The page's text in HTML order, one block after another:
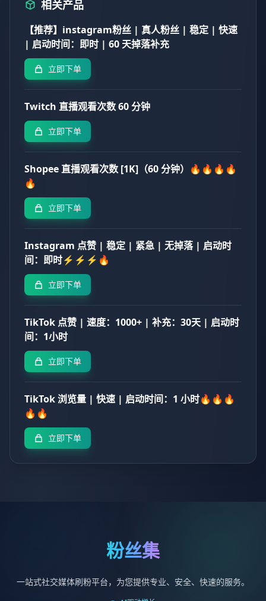
相关产品
【推荐】instagram粉丝 | 真人粉丝 | 稳定 | 快速
| 启动时间：即时 | 60 天掉落补充
立即下单
Twitch 直播观看次数 60 分钟
立即下单
Shopee 直播观看次数 [1K]（60 分钟）🔥🔥🔥🔥
🔥
立即下单
Instagram 点赞 | 稳定 | 紧急 | 无掉落 | 启动时
间：即时⚡⚡⚡🔥
立即下单
TikTok 点赞 | 速度：1000+ | 补充：30天 | 启动时
间：1小时
立即下单
TikTok 浏览量 | 快速 | 启动时间：1 小时🔥🔥🔥
🔥🔥
立即下单
粉丝集
一站式社交媒体刷粉平台，为您提供专业、安全、快速的服务。